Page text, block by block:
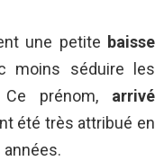
une petite baisse
moins séduire les
prénom, arrivé
été très attribué en
années.